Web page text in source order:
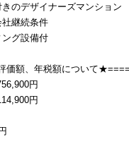
きのデザイナーズマンション
社継続条件
ング設備付
価額、年税額について★====
円
円